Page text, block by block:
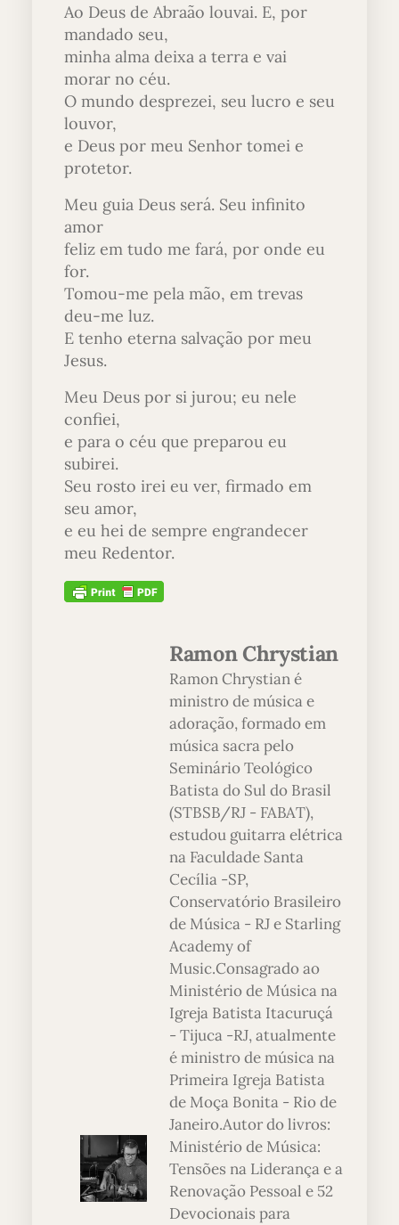
Ao Deus de Abraão louvai. E, por
mandado seu,
minha alma deixa a terra e vai
morar no céu.
O mundo desprezei, seu lucro e seu
louvor,
e Deus por meu Senhor tomei e
protetor.
Meu guia Deus será. Seu infinito
amor
feliz em tudo me fará, por onde eu
for.
Tomou-me pela mão, em trevas
deu-me luz.
E tenho eterna salvação por meu
Jesus.
Meu Deus por si jurou; eu nele
confiei,
e para o céu que preparou eu
subirei.
Seu rosto irei eu ver, firmado em
seu amor,
e eu hei de sempre engrandecer
meu Redentor.
Ramon Chrystian
Ramon Chrystian é
ministro de música e
adoração, formado em
música sacra pelo
Seminário Teológico
Batista do Sul do Brasil
(STBSB/RJ - FABAT),
estudou guitarra elétrica
na Faculdade Santa
Cecília -SP,
Conservatório Brasileiro
de Música - RJ e Starling
Academy of
Music.Consagrado ao
Ministério de Música na
Igreja Batista Itacuruçá
- Tijuca -RJ, atualmente
é ministro de música na
Primeira Igreja Batista
de Moça Bonita - Rio de
Janeiro.Autor do livros:
Ministério de Música:
Tensões na Liderança e a
Renovação Pessoal e 52
Devocionais para